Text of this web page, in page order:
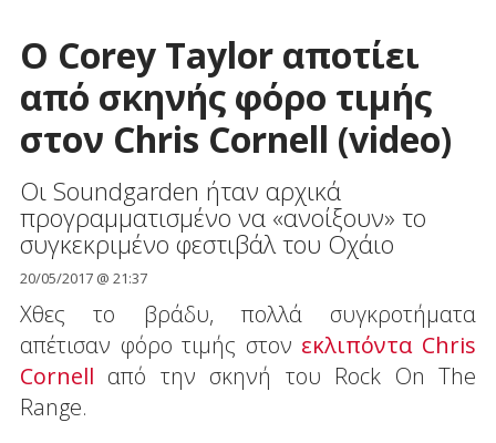
Ο Corey Taylor αποτίει
από σκηνής φόρο τιμής
στον Chris Cornell (video)
Οι Soundgarden ήταν αρχικά
προγραμματισμένο να «ανοίξουν» το
συγκεκριμένο φεστιβάλ του Οχάιο
20/05/2017 @ 21:37
Χθες το βράδυ, πολλά συγκροτήματα
απέτισαν φόρο τιμής στον εκλιπόντα Chris
Cornell από την σκηνή του Rock On The
Range.